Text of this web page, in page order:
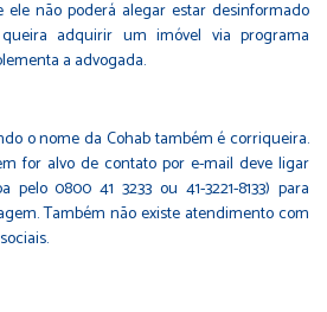
ele não poderá alegar estar desinformado
adquirir um imóvel via programa
a advogada.
o nome da Cohab também é corriqueira.
for alvo de contato por e-mail deve ligar
0800 41 3233 ou 41-3221-8133) para
Também não existe atendimento com